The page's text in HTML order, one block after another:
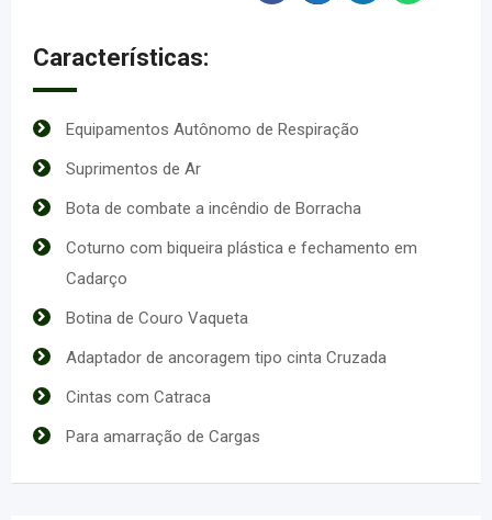
Características:
Equipamentos Autônomo de Respiração
Suprimentos de Ar
Bota de combate a incêndio de Borracha
Coturno com biqueira plástica e fechamento em
Cadarço
Botina de Couro Vaqueta
Adaptador de ancoragem tipo cinta Cruzada
Cintas com Catraca
Para amarração de Cargas